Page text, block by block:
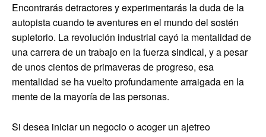
Encontrarás detractores y experimentarás la duda de la
autopista cuando te aventures en el mundo del sostén
supletorio. La revolución industrial cayó la mentalidad de
una carrera de un trabajo en la fuerza sindical, y a pesar
de unos cientos de primaveras de progreso, esa
mentalidad se ha vuelto profundamente arraigada en la
mente de la mayoría de las personas.
Si desea iniciar un negocio o acoger un ajetreo